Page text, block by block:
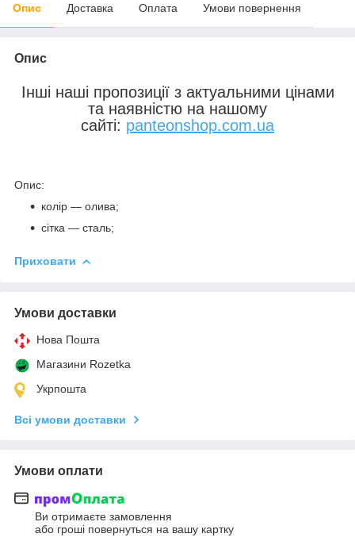
Опис Доставка Оплата Умови повернення
Опис
Інші наші пропозиції з актуальними цінами
та наявністю на нашому
сайті: panteonshop.com.ua
Опис:
колір ― олива;
сітка ― сталь;
Приховати
Умови доставки
Нова Пошта
Магазини Rozetka
Укрпошта
Всі умови доставки
Умови оплати
Ви отримаєте замовлення
або гроші повернуться на вашу картку